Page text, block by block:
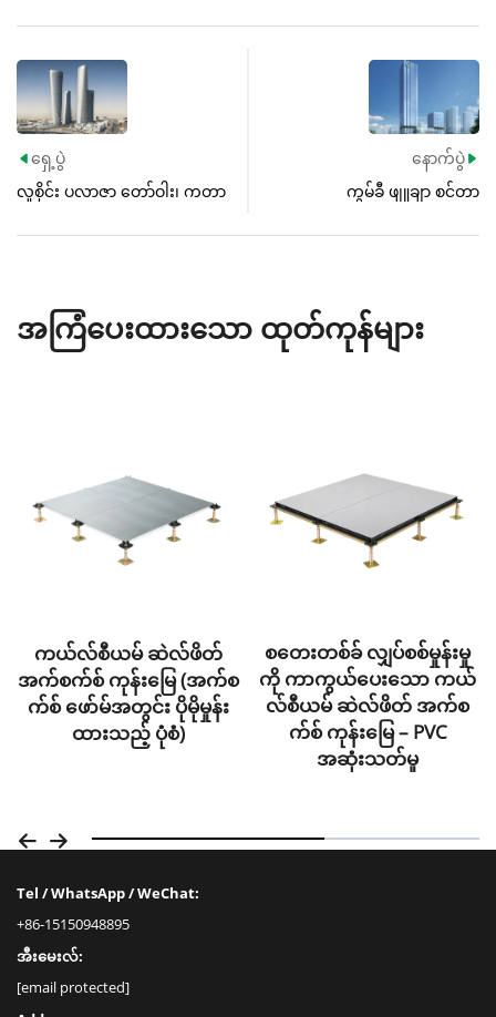
 ရှေ့ပွဲ
လူစိုင်း ပလာဇာ တော်ဝါး၊ ကတာ
နောက်ပွဲ 
ကွမ်ခီ ဖျူချာ စင်တာ
အကြံပေးထားသော ထုတ်ကုန်များ
ကယ်လ်စီယမ် ဆဲလ်ဖိတ်
အက်စက်စ် ကုန်းမြေ (အက်စ
က်စ် ဖော်မ်အတွင်း ပိုမိုမှုန်း
ထားသည့် ပုံစံ)
စတေးတစ်ခ် လျှပ်စစ်မှုန်းမှု
ကို ကာကွယ်ပေးသော ကယ်
လ်စီယမ် ဆဲလ်ဖိတ် အက်စ
က်စ် ကုန်းမြေ – PVC
အဆုံးသတ်မှု
Tel / WhatsApp / WeChat:
+86-15150948895
အီးမေးလ်:
[email protected]